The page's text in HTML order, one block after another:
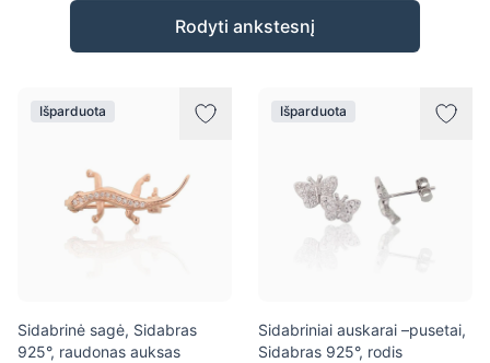
Prekės
Rodyti ankstesnį
Išparduota
Sidabrinė sagė, Sidabras
925°, raudonas auksas
Išparduota
Sidabriniai auskarai –pusetai,
Sidabras 925°, rodis